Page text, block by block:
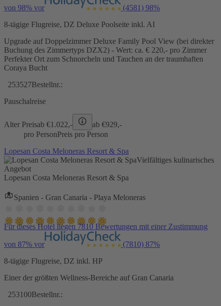
von 98% vor (4581) 98%
8-tägige Flugreise, DZ Deluxe Poolseite inkl. AI
Upgrade auf Doppelzimmer Deluxe Family Pool View (bei direkter
Buchung des Zimmertyps DZX2) - Wert: ca. € 220,- pro Zimmer
Perfekter Ort zum Schnorcheln und Tauchen an der traumhaften
Coraya Bucht
253527Bestellnr.:
Pauschalreise
Alter Preisab €1.022,- ab €929,-
pro PersonPreis pro Person
Lopesan Costa Meloneras Resort & Spa
Vielfältiges kulinarisches
Angebot
Lopesan Costa Meloneras Resort & Spa
Spanien - Gran Canaria - Playa Meloneras
Für dieses Hotel liegen 7810 Bewertungen mit einer Zustimmung
von 87% vor (7810) 87%
8-tägige Flugreise, DZ inkl. HP
Einer der größten Wellness-Bereiche auf Gran Canaria
253100Bestellnr.: